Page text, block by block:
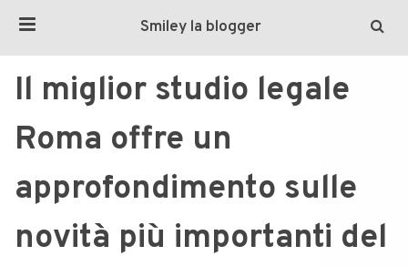
Smiley la blogger
Il miglior studio legale
Roma offre un
approfondimento sulle
novità più importanti del